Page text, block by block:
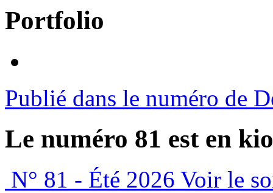
Portfolio
Publié dans le numéro de
Le numéro 81 est en
N° 81 - Été 2026 Voir le